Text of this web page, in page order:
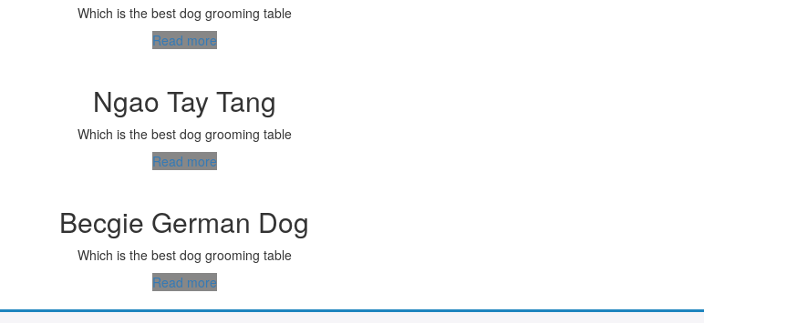
Which is the best dog grooming table
Read more
Ngao Tay Tang
Which is the best dog grooming table
Read more
Becgie German Dog
Which is the best dog grooming table
Read more